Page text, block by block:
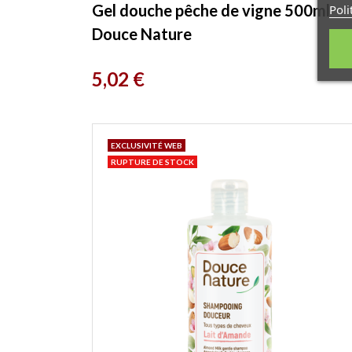
Gel douche pêche de vigne 500ml
Douce Nature
Prix
5,02 €
EXCLUSIVITÉ WEB
RUPTURE DE STOCK